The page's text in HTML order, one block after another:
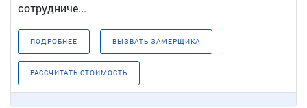
сотрудниче...
ПОДРОБНЕЕ ВЫЗВАТЬ ЗАМЕРЩИКА
РАССЧИТАТЬ СТОИМОСТЬ